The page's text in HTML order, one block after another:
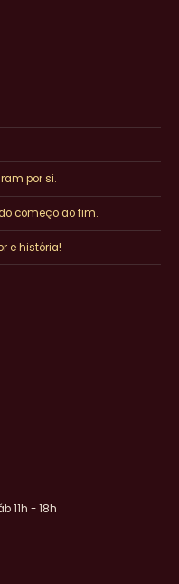
por si.
começo ao fim.
e história!
11h - 18h